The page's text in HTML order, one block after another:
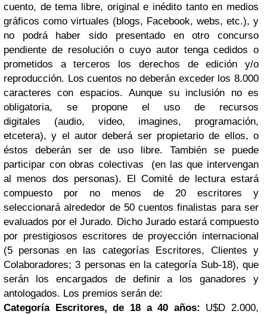
cuento, de tema libre, original e inédito tanto en medios
gráficos como virtuales (blogs, Facebook, webs, etc.), y
no podrá haber sido presentado en otro concurso
pendiente de resolución o cuyo autor tenga cedidos o
prometidos a terceros los derechos de edición y/o
reproducción. Los cuentos no deberán exceder los 8.000
caracteres con espacios. Aunque su inclusión no es
obligatoria, se propone el uso de recursos
digitales (audio, video, imagines, programación,
etcetera), y el autor deberá ser propietario de ellos, o
éstos deberán ser de uso libre. También se puede
participar con obras colectivas (en las que intervengan
al menos dos personas). El Comité de lectura estará
compuesto por no menos de 20 escritores y
seleccionará alrededor de 50 cuentos finalistas para ser
evaluados por el Jurado. Dicho Jurado estará compuesto
por prestigiosos escritores de proyección internacional
(5 personas en las categorías Escritores, Clientes y
Colaboradores; 3 personas en la categoría Sub-18), que
serán los encargados de definir a los ganadores y
antologados. Los premios serán de:
Categoría Escritores, de 18 a 40 años: U$D 2.000,